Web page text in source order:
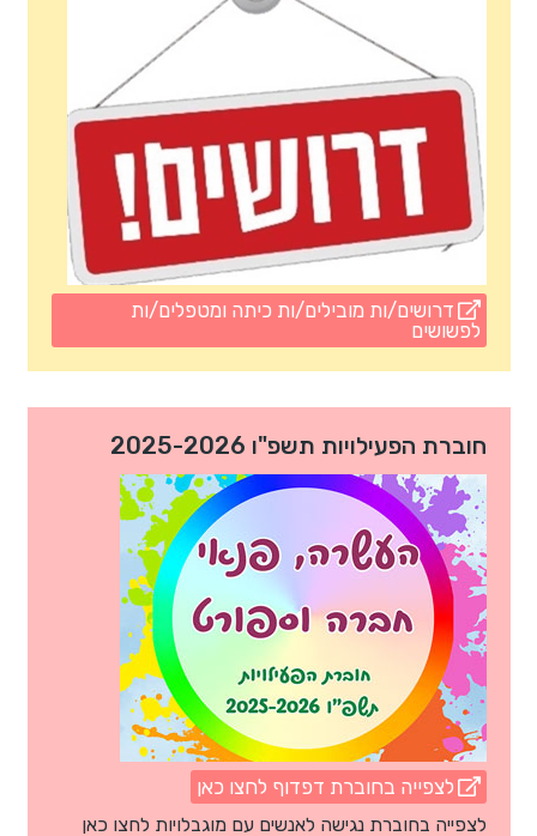
דרושים/ות מובילים/ות כיתה ומטפלים/ות
לפשושים
חוברת הפעילויות תשפ"ו 2025-2026
לצפייה בחוברת דפדוף לחצו כאן
לצפייה בחוברת נגישה לאנשים עם מוגבלויות לחצו כאן